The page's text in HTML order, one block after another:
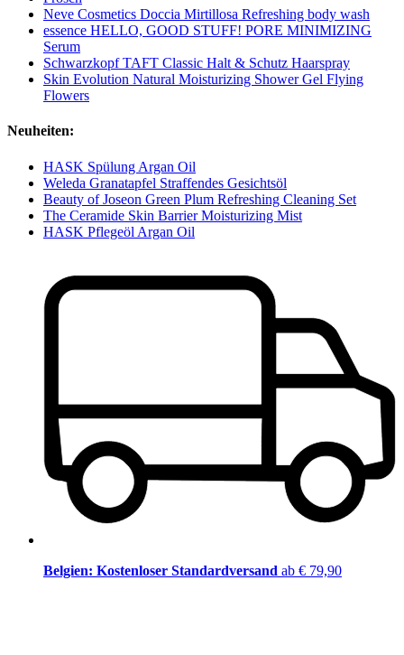
Neve Cosmetics Doccia Mirtillosa Refreshing body wash
essence HELLO, GOOD STUFF! PORE MINIMIZING
Serum
Schwarzkopf TAFT Classic Halt & Schutz Haarspray
Skin Evolution Natural Moisturizing Shower Gel Flying
Flowers
Neuheiten:
HASK Spülung Argan Oil
Weleda Granatapfel Straffendes Gesichtsöl
Beauty of Joseon Green Plum Refreshing Cleaning Set
The Ceramide Skin Barrier Moisturizing Mist
HASK Pflegeöl Argan Oil
Belgien: Kostenloser Standardversand ab € 79,90